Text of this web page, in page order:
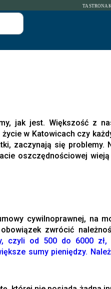
jak jest. Większość z
w Katowicach czy
zaczynają się problemy.
oszczędnościowej
cywilnoprawnej, na
zwrócić
czyli od 500 do 6000 zł,
sumy pieniędzy.
TA STRONA